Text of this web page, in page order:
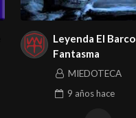
Leyenda El Barco
Fantasma
MIEDOTECA
9 añoshace